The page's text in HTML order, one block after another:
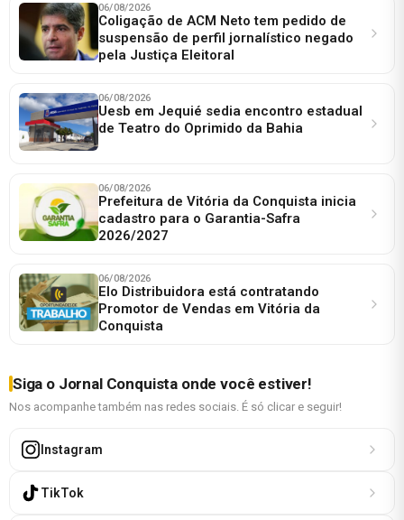
06/08/2026
Coligação de ACM Neto tem pedido de
suspensão de perfil jornalístico negado
pela Justiça Eleitoral
06/08/2026
Uesb em Jequié sedia encontro estadual
de Teatro do Oprimido da Bahia
06/08/2026
Prefeitura de Vitória da Conquista inicia
cadastro para o Garantia-Safra
2026/2027
06/08/2026
Elo Distribuidora está contratando
Promotor de Vendas em Vitória da
Conquista
Siga o Jornal Conquista onde você estiver!
Nos acompanhe também nas redes sociais. É só clicar e seguir!
Instagram
TikTok